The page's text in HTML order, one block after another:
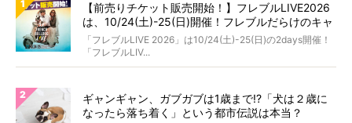
【前売りチケット販売開始！】フレブルLIVE2026
は、10/24(土)-25(日)開催！フレブルだらけのキャ
ンプ・前夜祭・バスプランも新登場!?
「フレブルLIVE 2026」は10/24(土)-25(日)の2days開催！
「フレブルLIV...
ギャンギャン、ガブガブは1歳まで!?「犬は２歳に
なったら落ち着く」という都市伝説は本当？